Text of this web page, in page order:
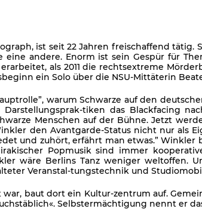
ist seit 22 Jahren freischaffend tätig.
andere. Enorm ist sein Gespür für
als 2011 die rechtsextreme
ein Solo über die NSU-Mittäterin
warum Schwarze auf den
tiken das Blackfacing
Menschen auf der Bühne. Jetzt
den Avantgarde-Status nicht nur als
und zuhört, erfährt man etwas.” Winkler
Popmusik sind immer
wäre Berlins Tanz weniger weltoffen.
Veranstal-tungstechnik und
baut dort ein Kultur-zentrum auf.
Selbstermächtigung nennt er